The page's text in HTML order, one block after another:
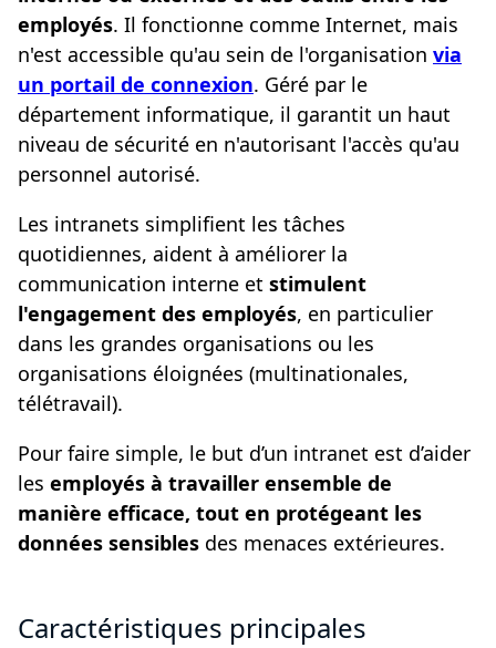
employés. Il fonctionne comme Internet, mais
n'est accessible qu'au sein de l'organisation via
un portail de connexion. Géré par le
département informatique, il garantit un haut
niveau de sécurité en n'autorisant l'accès qu'au
personnel autorisé.
Les intranets simplifient les tâches
quotidiennes, aident à améliorer la
communication interne et stimulent
l'engagement des employés, en particulier
dans les grandes organisations ou les
organisations éloignées (multinationales,
télétravail).
Pour faire simple, le but d’un intranet est d’aider
les employés à travailler ensemble de
manière efficace, tout en protégeant les
données sensibles des menaces extérieures.
Caractéristiques principales